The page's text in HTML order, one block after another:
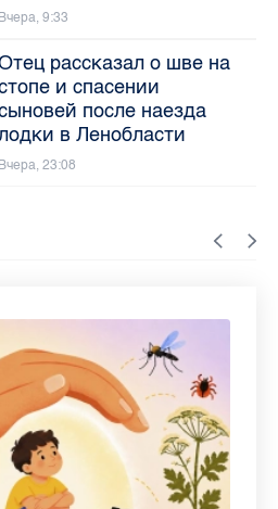
Вчера, 9:33
рассказал о шве на
и спасении
после наезда
в Ленобласти
Вчера, 23:08